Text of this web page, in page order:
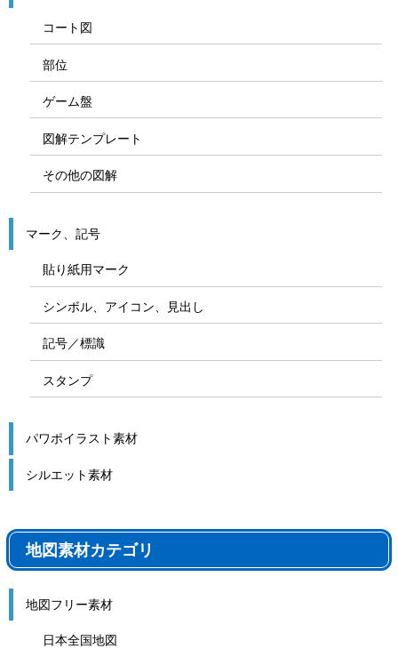
コート図
部位
ゲーム盤
図解テンプレート
その他の図解
マーク、記号
貼り紙用マーク
シンボル、アイコン、見出し
記号／標識
スタンプ
パワポイラスト素材
シルエット素材
地図素材カテゴリ
地図フリー素材
日本全国地図